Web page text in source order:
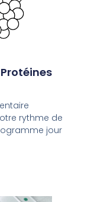
rythme de
jour